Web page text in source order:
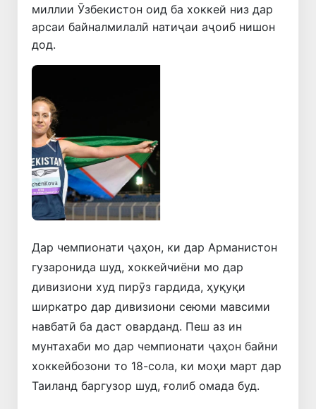
миллии Ӯзбекистон оид ба хоккей низ дар
арсаи байналмилалӣ натиҷаи аҷоиб нишон
дод.
Қаблӣ
Дар чемпионати ҷаҳон, ки дар Арманистон
гузаронида шуд, хоккейчиёни мо дар
дивизиони худ пирӯз гардида, ҳуқуқи
ширкатро дар дивизиони сеюми мавсими
навбатӣ ба даст оварданд. Пеш аз ин
мунтахаби мо дар чемпионати ҷаҳон байни
хоккейбозони то 18-сола, ки моҳи март дар
Таиланд баргузор шуд, ғолиб омада буд.